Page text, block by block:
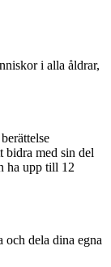
i alla åldrar,
bidra med sin del
ha upp till 12
och dela dina egna